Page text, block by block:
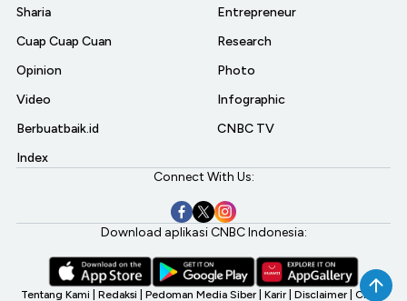
Sharia
Cuap Cuap Cuan
Opinion
Video
Berbuatbaik.id
Index
Entrepreneur
Research
Photo
Infographic
CNBC TV
Connect With Us:
Download aplikasi CNBC Indonesia:
Tentang Kami Redaksi Pedoman Media Siber Karir Disclaimer CNBC